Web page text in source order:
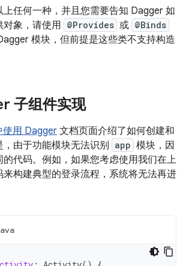
任何一种，并且您需要告知 Dagger 如
对象，请使用 @Provides 或 @Binds
模块，但前提是这些类不支持构造
子组件实现
使用 Dagger 文档页面介绍了如何创建和
由于功能模块无法识别
app 模块，因
代码。例如，如果您考虑使用我们在上
构建典型的登录流程，系统将无法再进